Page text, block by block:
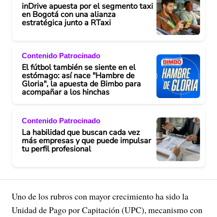
inDrive apuesta por el segmento taxi
en Bogotá con una alianza
estratégica junto a RTaxi
Contenido Patrocinado
El fútbol también se siente en el
estómago: así nace "Hambre de
Gloria", la apuesta de Bimbo para
acompañar a los hinchas
Contenido Patrocinado
La habilidad que buscan cada vez
más empresas y que puede impulsar
tu perfil profesional
Uno de los rubros con mayor crecimiento ha sido la
Unidad de Pago por Capitación (UPC), mecanismo con